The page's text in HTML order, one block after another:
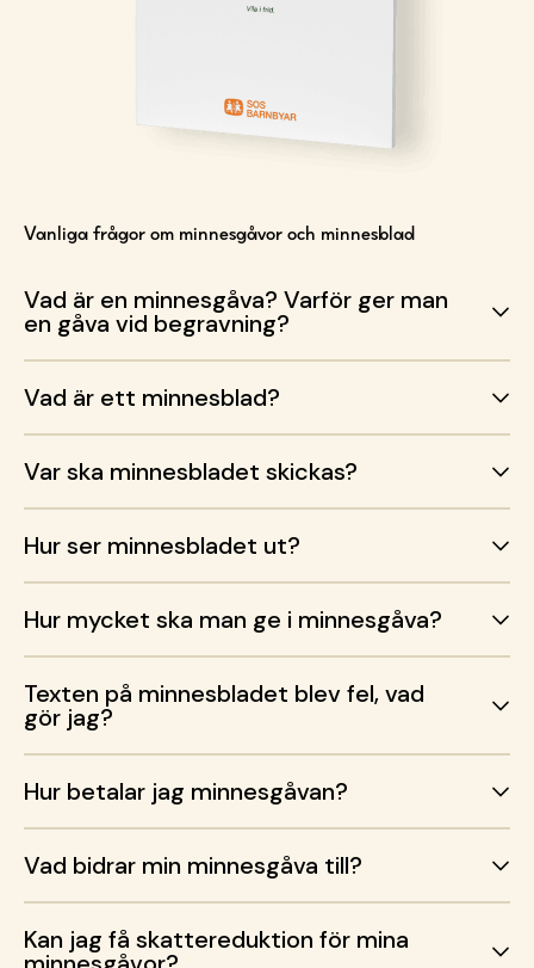
Vanliga frågor om minnesgåvor och minnesblad
Vad är en minnesgåva? Varför ger man
en gåva vid begravning?
Vad är ett minnesblad?
Var ska minnesbladet skickas?
Hur ser minnesbladet ut?
Hur mycket ska man ge i minnesgåva?
Texten på minnesbladet blev fel, vad
gör jag?
Hur betalar jag minnesgåvan?
Vad bidrar min minnesgåva till?
Kan jag få skattereduktion för mina